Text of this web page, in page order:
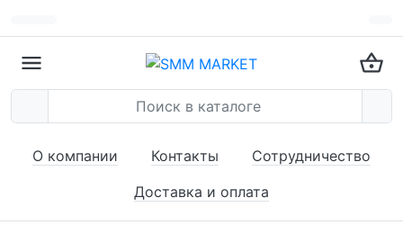
О компании Контакты
Сотрудничество
Доставка и оплата